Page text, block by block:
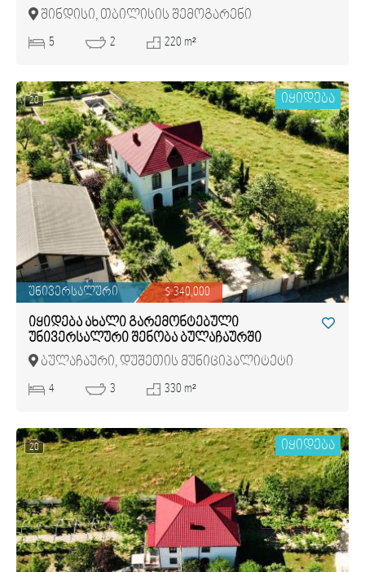
შინდისი, თბილისის შემოგარენი
5 2 220 m²
20 იყიდება
უნივერსალური $ 340,000
იყიდება ახალი გარემონტებული
უნივერსალური შენობა ბულაჩაურში
ბულაჩაური, დუშეთის მუნიციპალიტეტი
4 3 330 m²
20 იყიდება